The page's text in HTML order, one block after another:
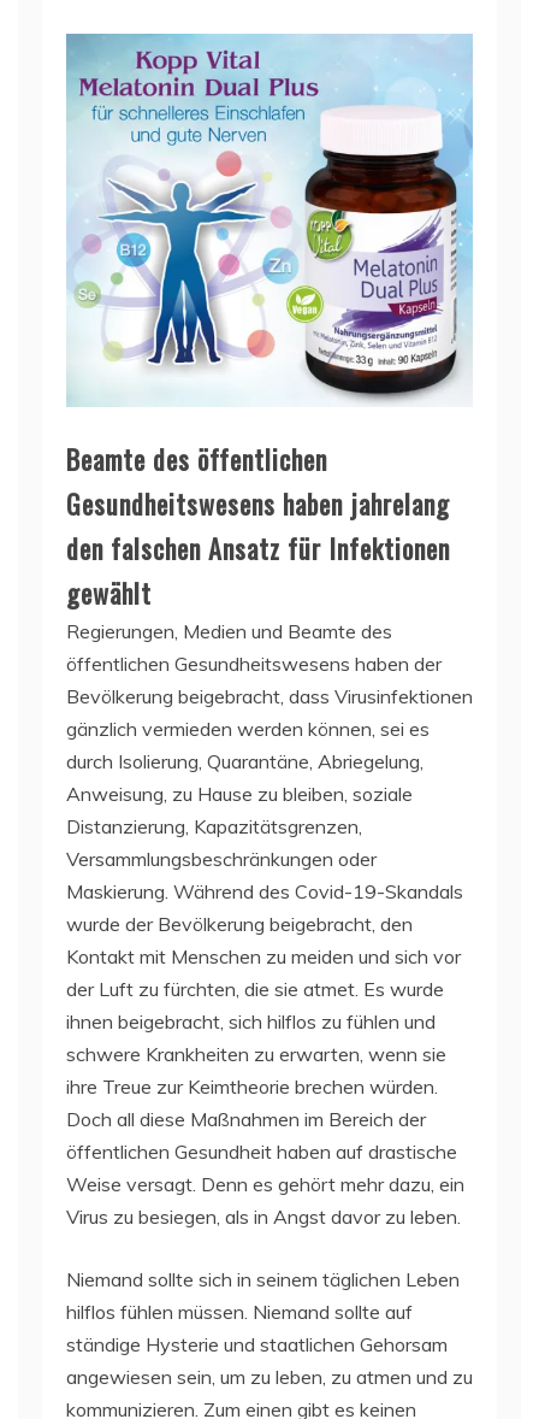
Beamte des öffentlichen
Gesundheitswesens haben jahrelang
den falschen Ansatz für Infektionen
gewählt
Regierungen, Medien und Beamte des
öffentlichen Gesundheitswesens haben der
Bevölkerung beigebracht, dass Virusinfektionen
gänzlich vermieden werden können, sei es
durch Isolierung, Quarantäne, Abriegelung,
Anweisung, zu Hause zu bleiben, soziale
Distanzierung, Kapazitätsgrenzen,
Versammlungsbeschränkungen oder
Maskierung. Während des Covid-19-Skandals
wurde der Bevölkerung beigebracht, den
Kontakt mit Menschen zu meiden und sich vor
der Luft zu fürchten, die sie atmet. Es wurde
ihnen beigebracht, sich hilflos zu fühlen und
schwere Krankheiten zu erwarten, wenn sie
ihre Treue zur Keimtheorie brechen würden.
Doch all diese Maßnahmen im Bereich der
öffentlichen Gesundheit haben auf drastische
Weise versagt. Denn es gehört mehr dazu, ein
Virus zu besiegen, als in Angst davor zu leben.
Niemand sollte sich in seinem täglichen Leben
hilflos fühlen müssen. Niemand sollte auf
ständige Hysterie und staatlichen Gehorsam
angewiesen sein, um zu leben, zu atmen und zu
kommunizieren. Zum einen gibt es keinen